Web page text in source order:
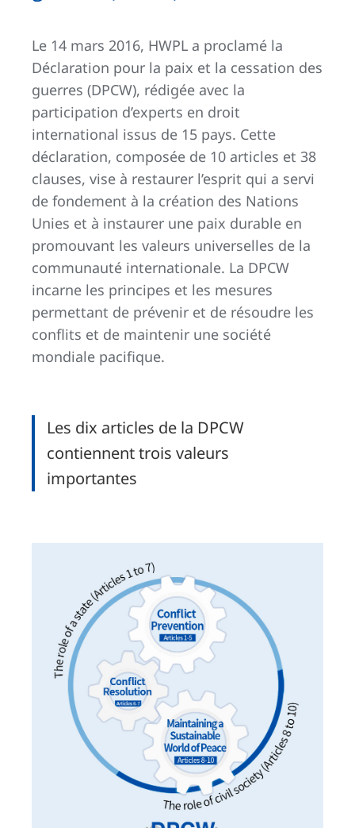
Le 14 mars 2016, HWPL a proclamé la
Déclaration pour la paix et la cessation des
guerres (DPCW), rédigée avec la
participation d’experts en droit
international issus de 15 pays. Cette
déclaration, composée de 10 articles et 38
clauses, vise à restaurer l’esprit qui a servi
de fondement à la création des Nations
Unies et à instaurer une paix durable en
promouvant les valeurs universelles de la
communauté internationale. La DPCW
incarne les principes et les mesures
permettant de prévenir et de résoudre les
conflits et de maintenir une société
mondiale pacifique.
Les dix articles de la DPCW
contiennent trois valeurs
importantes